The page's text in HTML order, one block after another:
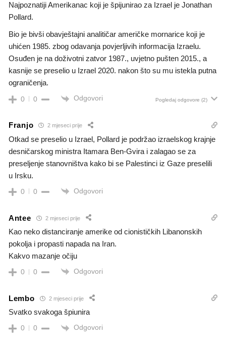
Najpoznatiji Amerikanac koji je špijunirao za Izrael je Jonathan
Pollard.
Bio je bivši obavještajni analitičar američke mornarice koji je
uhićen 1985. zbog odavanja povjerljivih informacija Izraelu.
Osuđen je na doživotni zatvor 1987., uvjetno pušten 2015., a
kasnije se preselio u Izrael 2020. nakon što su mu istekla putna
ograničenja.
0 0 Odgovori Pogledaj odgovore (2)
Franjo 2 mjeseci prije
Otkad se preselio u Izrael, Pollard je podržao izraelskog krajnje
desničarskog ministra Itamara Ben-Gvira i zalagao se za
preseljenje stanovništva kako bi se Palestinci iz Gaze preselili
u Irsku.
0 0 Odgovori
Antee 2 mjeseci prije
Kao neko distanciranje amerike od cionističkih Libanonskih
pokolja i propasti napada na Iran.
Kakvo mazanje očiju
0 0 Odgovori
Lembo 2 mjeseci prije
Svatko svakoga špiunira
0 0 Odgovori